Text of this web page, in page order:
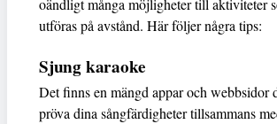
oändligt många möjligheter till aktiviteter
utföras på avstånd. Här följer några tips:
Sjung karaoke
Det finns en mängd appar och webbsidor
pröva dina sångfärdigheter tillsammans